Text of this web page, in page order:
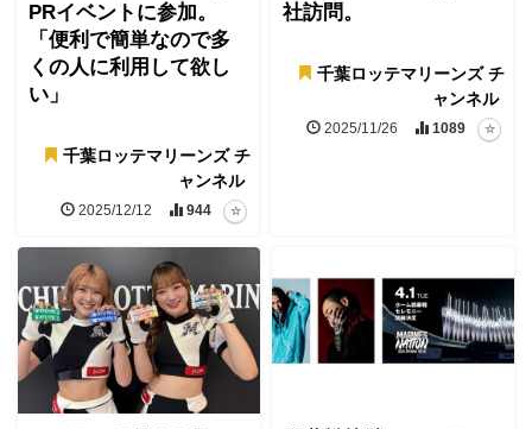
PRイベントに参加。
「便利で簡単なので多
くの人に利用して欲し
い」
千葉ロッテマリーンズ チ
ャンネル
2025/12/12 944
社訪問。
千葉ロッテマリーンズ チ
ャンネル
2025/11/26 1089